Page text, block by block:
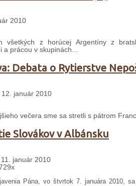
2010
všetkých z horúcej Argentíny z
a prácou v skupinách...
Debata o Rytierstve
január 2010
večera sme sa stretli s pátrom
Slovákov v Albánsku
január 2010
Pána, vo štvrtok 7. januára 2010,